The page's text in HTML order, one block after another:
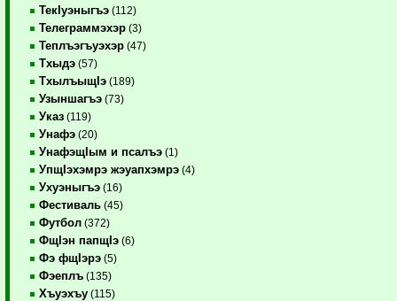
ТекIуэныгъэ (112)
Телеграммэхэр (3)
Теплъэгъуэхэр (47)
Тхыдэ (57)
ТхылъыщIэ (189)
Узыншагъэ (73)
Указ (119)
Унафэ (20)
УнафэщIым и псалъэ (1)
УпщIэхэмрэ жэуапхэмрэ (4)
Ухуэныгъэ (16)
Фестиваль (45)
Футбол (372)
ФщIэн папщIэ (6)
Фэ фщIэрэ (5)
Фэеплъ (135)
Хъуэхъу (115)